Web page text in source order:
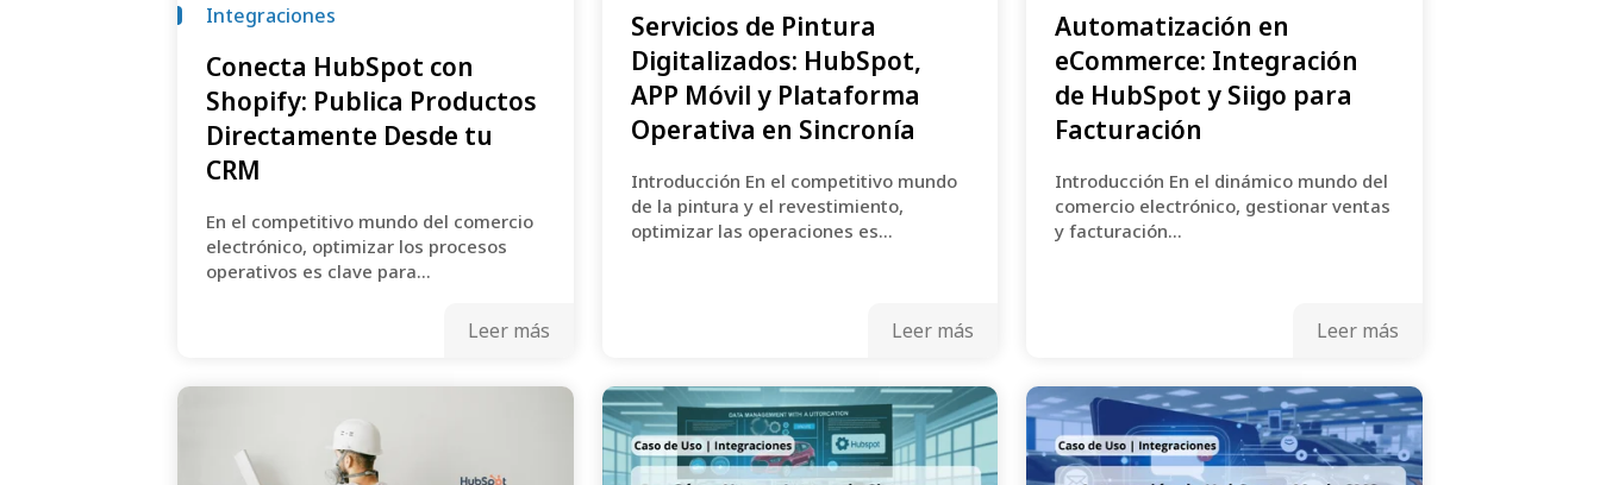
Integraciones
Conecta HubSpot con
Shopify: Publica Productos
Directamente Desde tu
CRM
En el competitivo mundo del comercio
electrónico, optimizar los procesos
operativos es clave para...
Leer más
Servicios de Pintura
Digitalizados: HubSpot,
APP Móvil y Plataforma
Operativa en Sincronía
Introducción En el competitivo mundo
de la pintura y el revestimiento,
optimizar las operaciones es...
Leer más
Automatización en
eCommerce: Integración
de HubSpot y Siigo para
Facturación
Introducción En el dinámico mundo del
comercio electrónico, gestionar ventas
y facturación...
Leer más